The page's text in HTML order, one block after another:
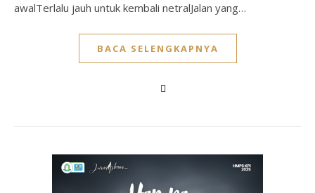
awalTerlalu jauh untuk kembali netralJalan yang…
BACA SELENGKAPNYA